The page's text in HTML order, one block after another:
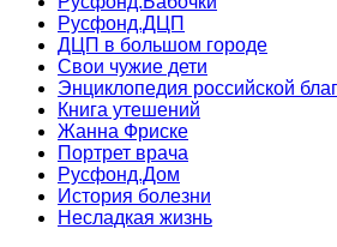
Русфонд.ДЦП
ДЦП в большом городе
Свои чужие дети
Энциклопедия российской
Книга утешений
Жанна Фриске
Портрет врача
Русфонд.Дом
История болезни
Несладкая жизнь